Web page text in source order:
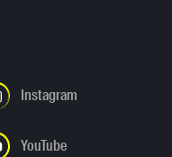
Instagram
YouTube